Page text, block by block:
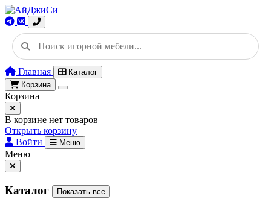
Главная
Каталог
Корзина
Корзина
В корзине нет товаров
Открыть корзину
Войти
Меню
Меню
Каталог Показать все